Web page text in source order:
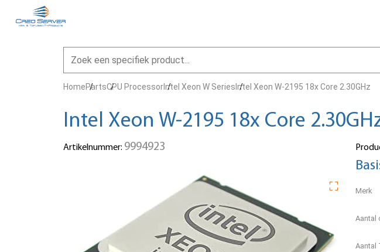
HomePartsCPU ProcessorIntel Xeon W Series Intel Xeon W-2195 18x Core 2.30GHz
Intel Xeon W-2195 18x Core
Artikelnummer: 9994923
Merk
Aantal
Aantal